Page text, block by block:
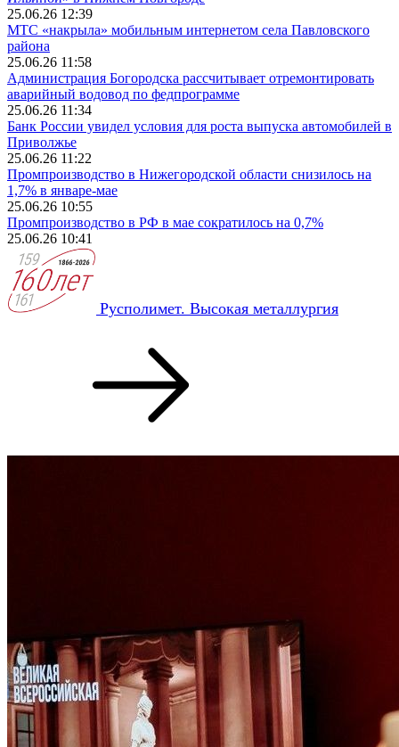
25.06.26 12:39
МТС «накрыла» мобильным интернетом села Павловского
района
25.06.26 11:58
Администрация Богородска рассчитывает отремонтировать
аварийный водовод по федпрограмме
25.06.26 11:34
Банк России увидел условия для роста выпуска автомобилей в
Приволжье
25.06.26 11:22
Промпроизводство в Нижегородской области снизилось на
1,7% в январе-мае
25.06.26 10:55
Промпроизводство в РФ в мае сократилось на 0,7%
25.06.26 10:41
Русполимет. Высокая металлургия